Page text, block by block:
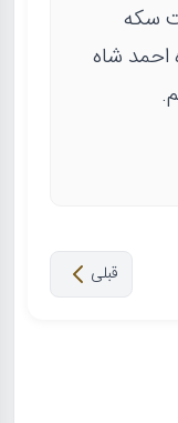
سکه
سال 1332 دوره احمد شاه
قبلی